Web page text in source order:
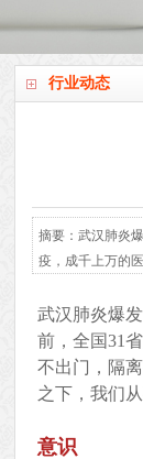
行业动态
摘要：武汉肺炎
疫，成千上万的
武汉肺炎爆
前，全国31
不出门，隔
之下，我们
意识